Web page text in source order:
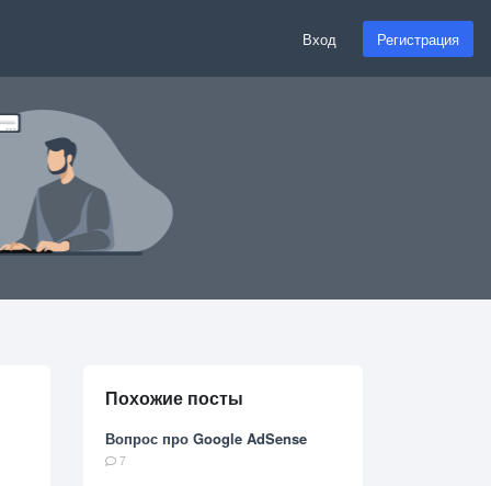
Вход Регистрация
Похожие посты
Вопрос про Google AdSense
7